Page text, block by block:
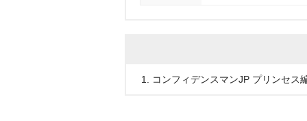
1. コンフィデンスマンJP プリンセス